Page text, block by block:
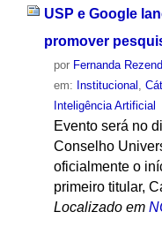
USP e Google
promover
por Fernanda
em: Institucional
Inteligência Artificial
Evento será no
Conselho
oficialmente o
primeiro titular,
Localizado em